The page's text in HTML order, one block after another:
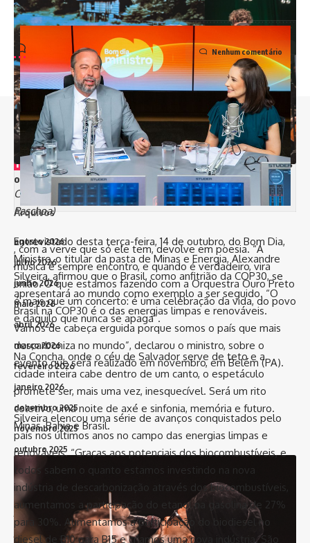
Carlinhos Brown e Orquestra Ouro Preto (Crédito Barbara
Paschoa)
, com a verve que só ele tem, devolve em poesia. “A
música é sempre encontro, e quando é verdadeiro, vira
união. O que estamos fazendo com a Orquestra Ouro Preto
é mais que um concerto: é uma celebração da vida, do povo
e daquilo que nunca se apaga”.
Na Concha, onde o céu de Salvador serve de teto e a
cidade inteira cabe dentro de um canto, o espetáculo
promete ser, mais uma vez, inesquecível. Será um rito
coletivo, uma noite de axé e sinfonia, memória e futuro.
Minas, Bahia e Brasil.
Entrevistado desta terça-feira, 14 de outubro, do Bom Dia,
Ministro, o titular da pasta de Minas e Energia, Alexandre
Silveira, afirmou que o Brasil, como anfitrião da COP30, se
apresentará ao mundo como exemplo a ser seguido. “O
Brasil na COP30 é o das energias limpas e renováveis.
Vamos de cabeça erguida porque somos o país que mais
descarboniza no mundo”, declarou o ministro, sobre o
evento que será realizado em novembro, em Belém (PA).
Silveira elencou uma série de avanços conquistados pelo
país nos últimos anos no campo das energias limpas e
renováveis. “Graças aos potenciais dos biocombustíveis, e
todos sabem o quanto estamos investindo na nova
indústria de descarbonização através dos biocombustíveis,
aumentamos a participação do etanol na gasolina de 27%
para 30%. Aumentamos a participação do biodiesel no
diesel de B10 para B15 e criamos uma nova indústria. São
Nenhum comentário
//
I nfluenciamos mais de 8 mil pessoas todos os dias e somos
o canal de notícias que mais cresce na Bahia
Arquivos
agosto 2026
julho 2026
junho 2026
maio 2026
abril 2026
março 2026
fevereiro 2026
janeiro 2026
dezembro 2025
novembro 2025
outubro 2025
setembro 2025
agosto 2025
julho 2025